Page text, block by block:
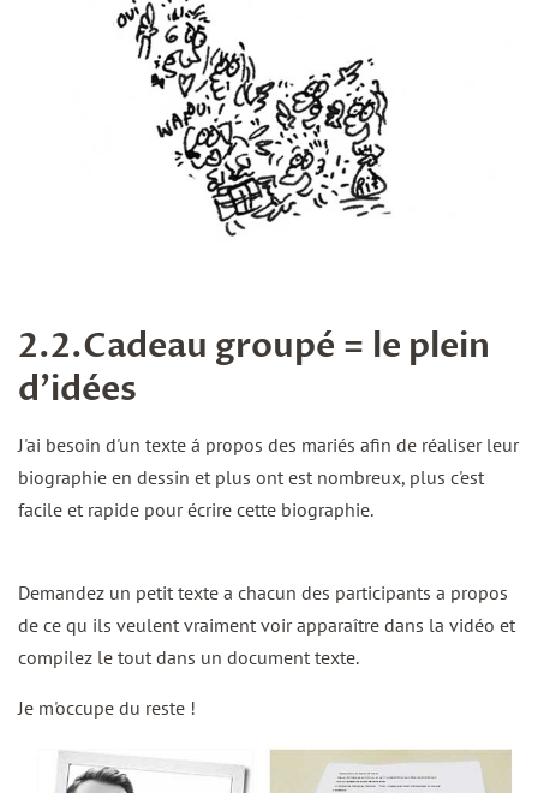
2.2.Cadeau groupé = le plein
d'idées
J'ai besoin d'un texte á propos des mariés afin de réaliser leur
biographie en dessin et plus ont est nombreux, plus c'est
facile et rapide pour écrire cette biographie.
Demandez un petit texte a chacun des participants a propos
de ce qu ils veulent vraiment voir apparaître dans la vidéo et
compilez le tout dans un document texte.
Je m'occupe du reste !